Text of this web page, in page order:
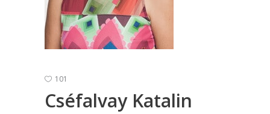
101
Cséfalvay Katalin